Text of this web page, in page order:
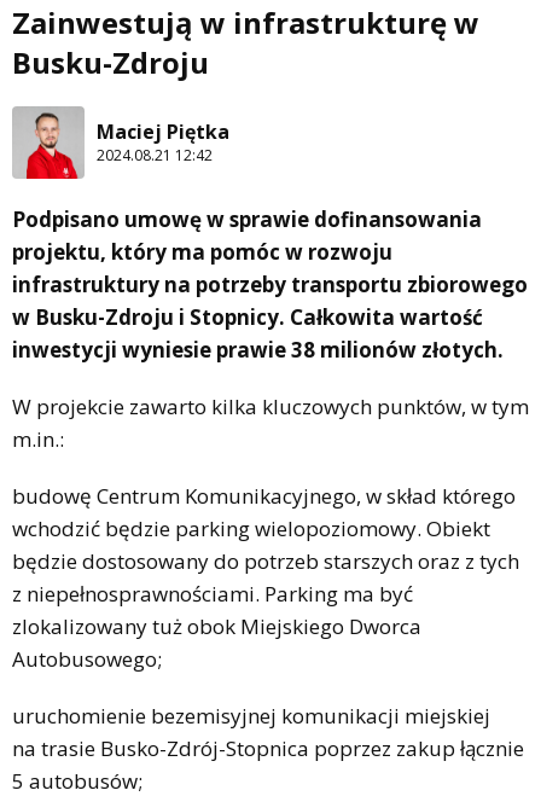
Zainwestują w infrastrukturę w
Busku-Zdroju
Maciej Piętka
2024.08.21 12:42
Podpisano umowę w sprawie dofinansowania
projektu, który ma pomóc w rozwoju
infrastruktury na potrzeby transportu zbiorowego
w Busku-Zdroju i Stopnicy. Całkowita wartość
inwestycji wyniesie prawie 38 milionów złotych.
W projekcie zawarto kilka kluczowych punktów, w tym
m.in.:
budowę Centrum Komunikacyjnego, w skład którego
wchodzić będzie parking wielopoziomowy. Obiekt
będzie dostosowany do potrzeb starszych oraz z tych
z niepełnosprawnościami. Parking ma być
zlokalizowany tuż obok Miejskiego Dworca
Autobusowego;
uruchomienie bezemisyjnej komunikacji miejskiej
na trasie Busko-Zdrój-Stopnica poprzez zakup łącznie
5 autobusów;